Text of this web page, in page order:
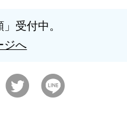
受付中。
ジへ